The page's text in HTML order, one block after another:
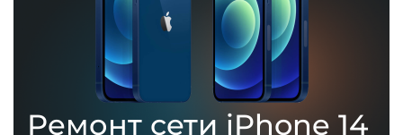
Ремонт сети iPhone 14